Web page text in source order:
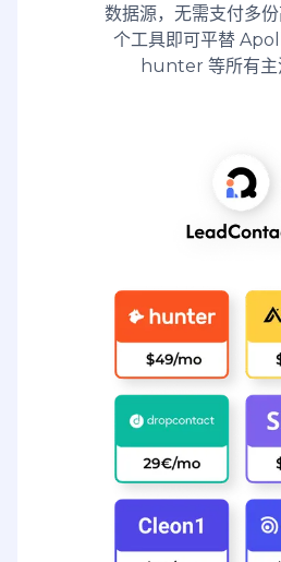
数据源，无需支付多
个工具即可平替
hunter 等所有主